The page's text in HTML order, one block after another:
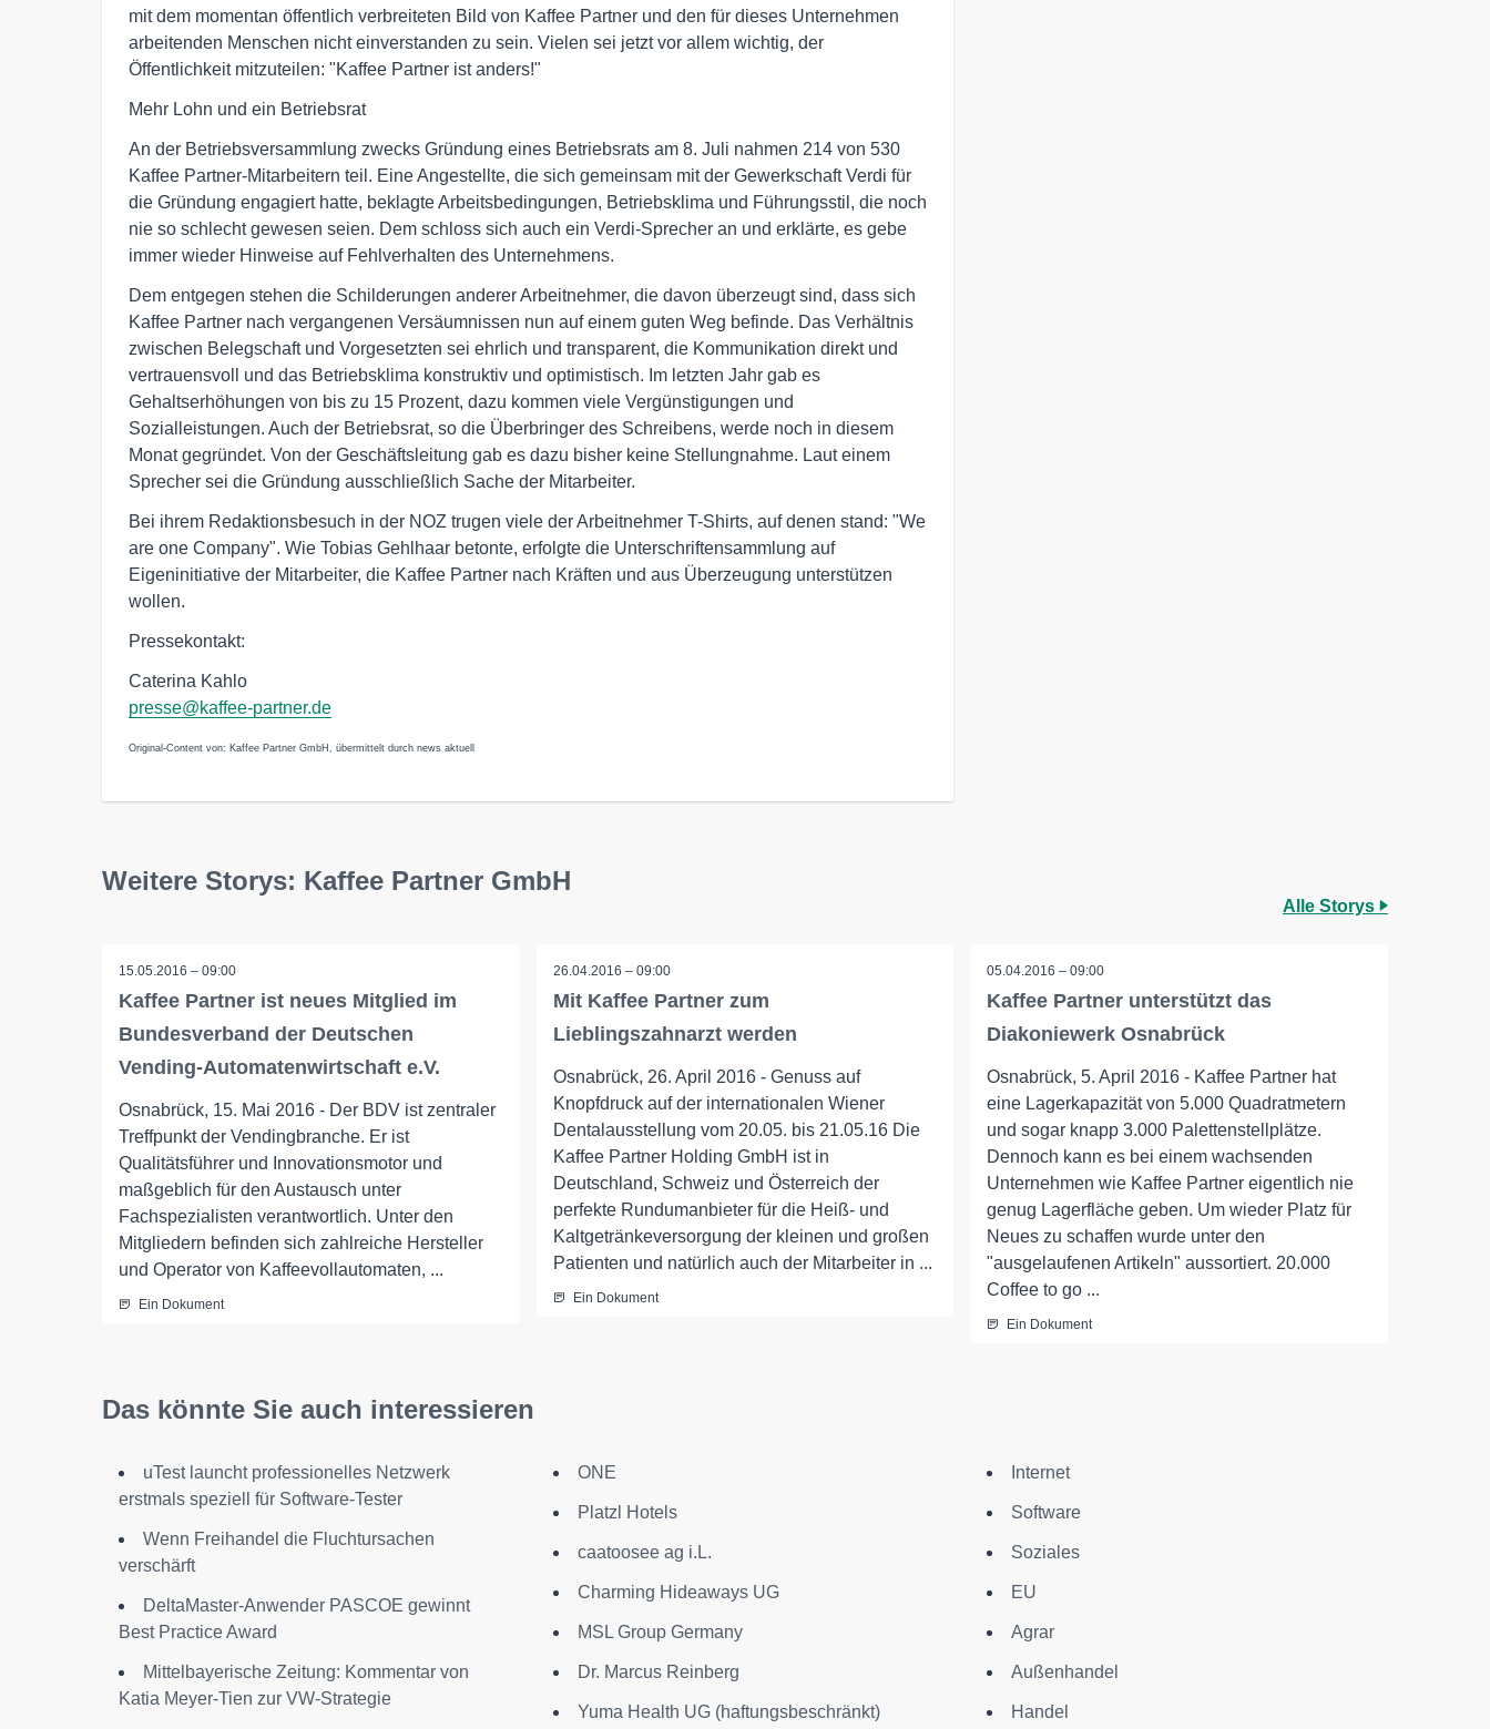
mit dem momentan öffentlich verbreiteten Bild von Kaffee Partner und den für dieses Unternehmen
arbeitenden Menschen nicht einverstanden zu sein. Vielen sei jetzt vor allem wichtig, der
Öffentlichkeit mitzuteilen: "Kaffee Partner ist anders!"
Mehr Lohn und ein Betriebsrat
An der Betriebsversammlung zwecks Gründung eines Betriebsrats am 8. Juli nahmen 214 von 530
Kaffee Partner-Mitarbeitern teil. Eine Angestellte, die sich gemeinsam mit der Gewerkschaft Verdi für
die Gründung engagiert hatte, beklagte Arbeitsbedingungen, Betriebsklima und Führungsstil, die noch
nie so schlecht gewesen seien. Dem schloss sich auch ein Verdi-Sprecher an und erklärte, es gebe
immer wieder Hinweise auf Fehlverhalten des Unternehmens.
Dem entgegen stehen die Schilderungen anderer Arbeitnehmer, die davon überzeugt sind, dass sich
Kaffee Partner nach vergangenen Versäumnissen nun auf einem guten Weg befinde. Das Verhältnis
zwischen Belegschaft und Vorgesetzten sei ehrlich und transparent, die Kommunikation direkt und
vertrauensvoll und das Betriebsklima konstruktiv und optimistisch. Im letzten Jahr gab es
Gehaltserhöhungen von bis zu 15 Prozent, dazu kommen viele Vergünstigungen und
Sozialleistungen. Auch der Betriebsrat, so die Überbringer des Schreibens, werde noch in diesem
Monat gegründet. Von der Geschäftsleitung gab es dazu bisher keine Stellungnahme. Laut einem
Sprecher sei die Gründung ausschließlich Sache der Mitarbeiter.
Bei ihrem Redaktionsbesuch in der NOZ trugen viele der Arbeitnehmer T-Shirts, auf denen stand: "We
are one Company". Wie Tobias Gehlhaar betonte, erfolgte die Unterschriftensammlung auf
Eigeninitiative der Mitarbeiter, die Kaffee Partner nach Kräften und aus Überzeugung unterstützen
wollen.
Pressekontakt:
Caterina Kahlo
presse@kaffee-partner.de
Original-Content von: Kaffee Partner GmbH, übermittelt durch news aktuell
Weitere Storys: Kaffee Partner GmbH
Alle Storys
15.05.2016 – 09:00
Kaffee Partner ist neues Mitglied im
Bundesverband der Deutschen
Vending-Automatenwirtschaft e.V.
Osnabrück, 15. Mai 2016 - Der BDV ist zentraler
Treffpunkt der Vendingbranche. Er ist
Qualitätsführer und Innovationsmotor und
maßgeblich für den Austausch unter
Fachspezialisten verantwortlich. Unter den
Mitgliedern befinden sich zahlreiche Hersteller
und Operator von Kaffeevollautomaten, ...
Ein Dokument
26.04.2016 – 09:00
Mit Kaffee Partner zum
Lieblingszahnarzt werden
Osnabrück, 26. April 2016 - Genuss auf
Knopfdruck auf der internationalen Wiener
Dentalausstellung vom 20.05. bis 21.05.16 Die
Kaffee Partner Holding GmbH ist in
Deutschland, Schweiz und Österreich der
perfekte Rundumanbieter für die Heiß- und
Kaltgetränkeversorgung der kleinen und großen
Patienten und natürlich auch der Mitarbeiter in ...
Ein Dokument
05.04.2016 – 09:00
Kaffee Partner unterstützt das
Diakoniewerk Osnabrück
Osnabrück, 5. April 2016 - Kaffee Partner hat
eine Lagerkapazität von 5.000 Quadratmetern
und sogar knapp 3.000 Palettenstellplätze.
Dennoch kann es bei einem wachsenden
Unternehmen wie Kaffee Partner eigentlich nie
genug Lagerfläche geben. Um wieder Platz für
Neues zu schaffen wurde unter den
"ausgelaufenen Artikeln" aussortiert. 20.000
Coffee to go ...
Ein Dokument
Das könnte Sie auch interessieren
uTest launcht professionelles Netzwerk
erstmals speziell für Software-Tester
Wenn Freihandel die Fluchtursachen
verschärft
DeltaMaster-Anwender PASCOE gewinnt
Best Practice Award
Mittelbayerische Zeitung: Kommentar von
Katia Meyer-Tien zur VW-Strategie
ONE
Platzl Hotels
caatoosee ag i.L.
Charming Hideaways UG
MSL Group Germany
Dr. Marcus Reinberg
Yuma Health UG (haftungsbeschränkt)
Internet
Software
Soziales
EU
Agrar
Außenhandel
Handel